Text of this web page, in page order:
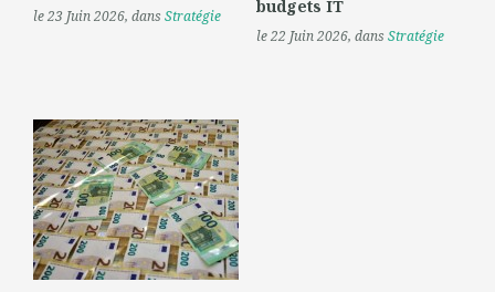
le 23 Juin 2026, dansStratégie
budgets IT
le 22 Juin 2026, dansStratégie